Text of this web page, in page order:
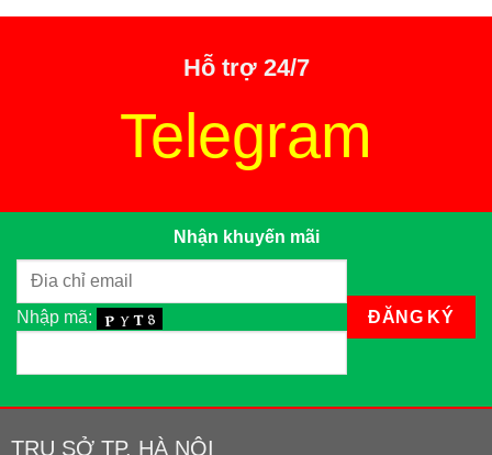
Hỗ trợ 24/7
Telegram
Nhận khuyến mãi
Nhập mã:
TRỤ SỞ TP. HÀ NỘI